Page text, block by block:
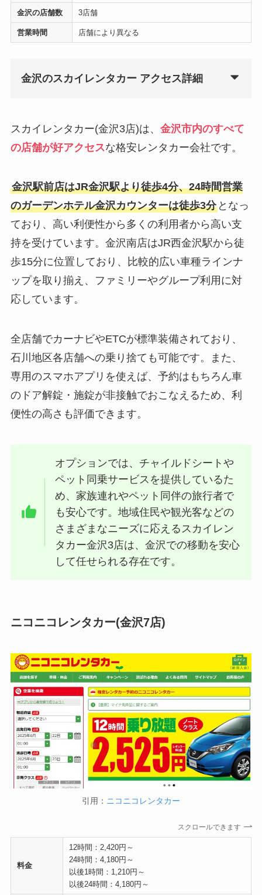
金沢の店舗数 3店舗
営業時間 店舗により異なる
金沢のスカイレンタカー アクセス詳細
スカイレンタカー(金沢3店)は、 金沢市内のすべて
の店舗が好アクセスな格安レンタカー会社です。
金沢駅前店はJR金沢駅より徒歩4分、24時間営業
のガーデンホテル金沢カウンターは徒歩3分となっ
ており、高い利便性から多くの利用者から高い支
持を受けています。金沢南店はJR西金沢駅から徒
歩15分に位置しており、比較的広い車種ラインナ
ップを取り揃え、ファミリーやグループ利用に対
応しています。
全店舗でカーナビやETCが標準装備されており、
石川地区各店舗への乗り捨ても可能です。また、
専用のスマホアプリを使えば、予約はもちろん車
のドア解錠・施錠が非接触でおこなえるため、利
便性の高さも評価できます。
オプションでは、チャイルドシートや
ペット同乗サービスを提供しているた
め、家族連れやペット同伴の旅行者で
も安心です。地域住民や観光客などの
さまざまなニーズに応えるスカイレン
タカー金沢3店は、金沢での移動を安心
して任せられる存在です。
ニコニコレンタカー(金沢7店)
引用： ニコニコレンタカー
スクロールできます
料金
12時間：2,420円～
24時間：4,180円～
以後1時間：1,210円～
以後24時間：4,180円～